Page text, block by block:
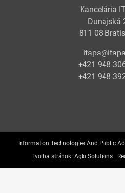
Kancelária
Dunajská
811 08
+421 948
+421 948
Information Technologies And Public
Tvorba stránok: Aglo Solutions |